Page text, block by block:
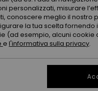
Colori
personalizzati, misurare
conoscere meglio il nostro
la tua scelta fornendo
(ad esempio, alcuni cookie
e l'informativa sulla privacy.